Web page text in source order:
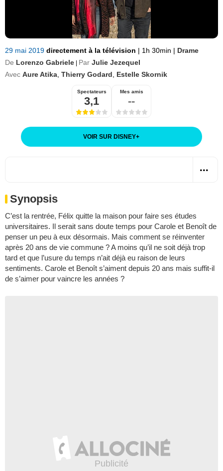
29 mai 2019 directement à la télévision | 1h 30min | Drame
De Lorenzo Gabriele Par Julie Jezequel
Avec Aure Atika Thierry Godard Estelle Skornik
Spectateurs
3,1
Mes amis
--
VOIR SUR DISNEY+
Synopsis
C’est la rentrée, Félix quitte la maison pour faire ses études
universitaires. Il serait sans doute temps pour Carole et Benoît de
penser un peu à eux désormais. Mais comment se réinventer
après 20 ans de vie commune ? A moins qu’il ne soit déjà trop
tard et que l’usure du temps n’ait déjà eu raison de leurs
sentiments. Carole et Benoît s’aiment depuis 20 ans mais suffit-il
de s’aimer pour vaincre les années ?